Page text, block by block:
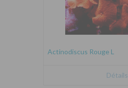
Actinodiscus Rouge L
Détails